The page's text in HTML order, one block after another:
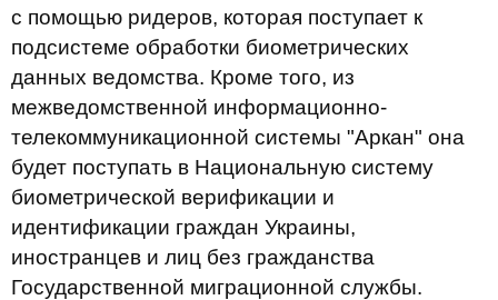
с помощью ридеров, которая поступает к
подсистеме обработки биометрических
данных ведомства. Кроме того, из
межведомственной информационно-
телекоммуникационной системы "Аркан" она
будет поступать в Национальную систему
биометрической верификации и
идентификации граждан Украины,
иностранцев и лиц без гражданства
Государственной миграционной службы.